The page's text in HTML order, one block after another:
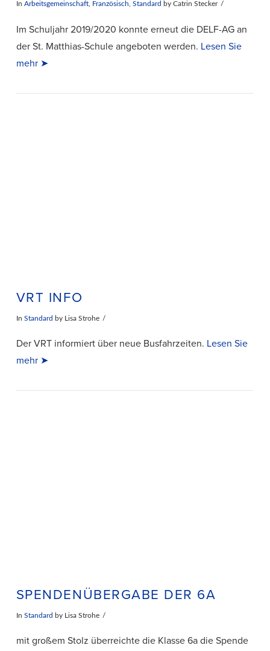
In Arbeitsgemeinschaft, Französisch, Standard by Catrin Stecker
Im Schuljahr 2019/2020 konnte erneut die DELF-AG an
der St. Matthias-Schule angeboten werden. Lesen Sie
mehr ➤
VRT INFO
In Standard by Lisa Strohe
Der VRT informiert über neue Busfahrzeiten. Lesen Sie
mehr ➤
SPENDENÜBERGABE DER 6A
In Standard by Lisa Strohe
mit großem Stolz überreichte die Klasse 6a die Spende